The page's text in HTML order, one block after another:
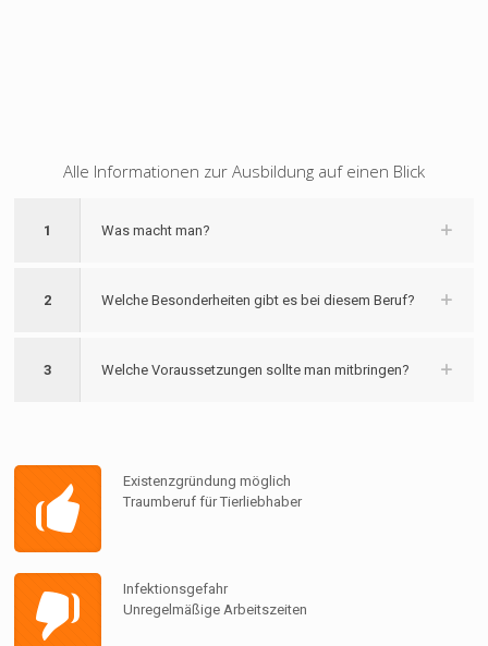
Alle Informationen zur Ausbildung auf einen Blick
1 Was macht man?
2 Welche Besonderheiten gibt es bei diesem Beruf?
3 Welche Voraussetzungen sollte man mitbringen?
Existenzgründung möglich
Traumberuf für Tierliebhaber
Infektionsgefahr
Unregelmäßige Arbeitszeiten